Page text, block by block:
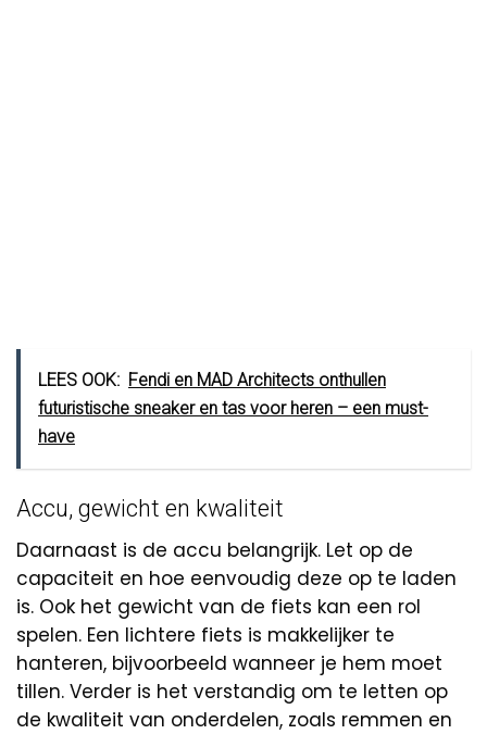
LEES OOK: Fendi en MAD Architects onthullen
futuristische sneaker en tas voor heren – een must-
have
Accu, gewicht en kwaliteit
Daarnaast is de accu belangrijk. Let op de
capaciteit en hoe eenvoudig deze op te laden
is. Ook het gewicht van de fiets kan een rol
spelen. Een lichtere fiets is makkelijker te
hanteren, bijvoorbeeld wanneer je hem moet
tillen. Verder is het verstandig om te letten op
de kwaliteit van onderdelen, zoals remmen en